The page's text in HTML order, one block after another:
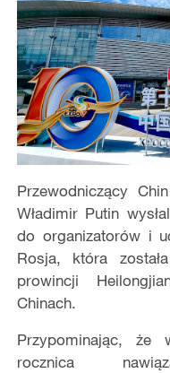
Przewodniczący
Władimir Putin
do organizatorów i
Rosja, która
prowincji
Chinach.
Przypominając,
rocznica